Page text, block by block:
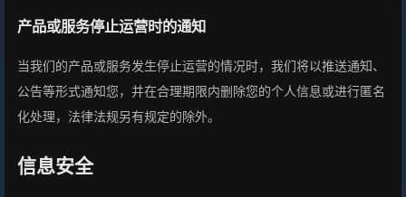
产品或服务停止运营时的通知
当我们的产品或服务发生停止运营的情况时，我们将以推送通知、
公告等形式通知您，并在合理期限内删除您的个人信息或进行匿名
化处理，法律法规另有规定的除外。
信息安全